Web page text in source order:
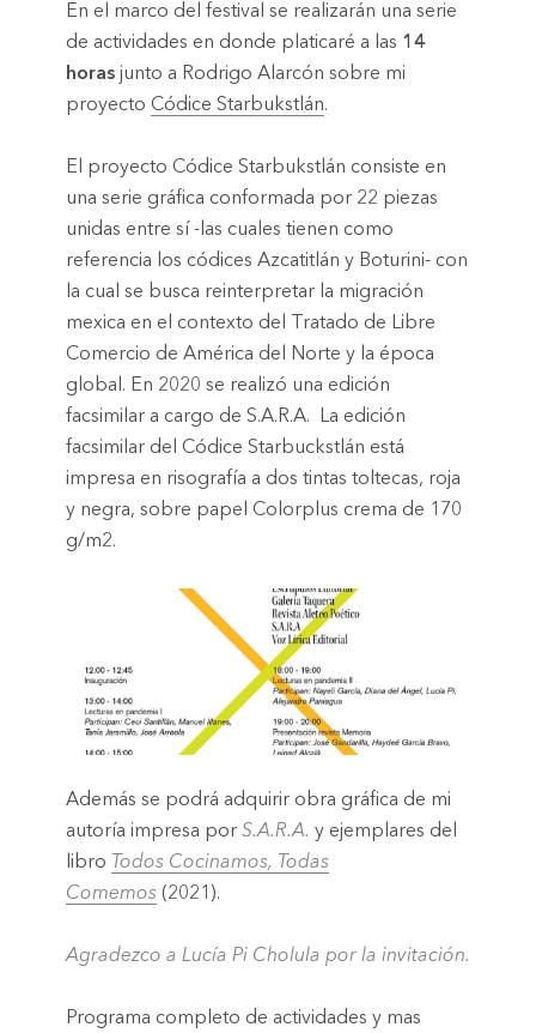
En el marco del festival se realizarán una serie
de actividades en donde platicaré a las 14
horasjunto a Rodrigo Alarcón sobre mi
proyecto Códice Starbukstlán.
El proyecto Códice Starbukstlán consiste en
una serie gráfica conformada por 22 piezas
unidas entre sí -las cuales tienen como
referencia los códices Azcatitlán y Boturini- con
la cual se busca reinterpretar la migración
mexica en el contexto del Tratado de Libre
Comercio de América del Norte y la época
global. En 2020 se realizó una edición
facsimilar a cargo de S.A.R.A. La edición
facsimilar del Códice Starbuckstlán está
impresa en risografía a dos tintas toltecas, roja
y negra, sobre papel Colorplus crema de 170
g/m2.
Además se podrá adquirir obra gráfica de mi
autoría impresa por S.A.R.A. y ejemplares del
libro Todos Cocinamos, Todas
Comemos(2021).
Agradezco a Lucía Pi Cholula por la invitación.
Programa completo de actividades y mas